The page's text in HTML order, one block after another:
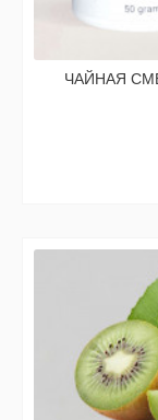
ЧАЙНАЯ